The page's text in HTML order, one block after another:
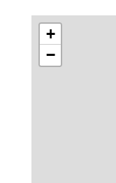
écoles,
propose une
s’offrir une
d’apprécier
+
−